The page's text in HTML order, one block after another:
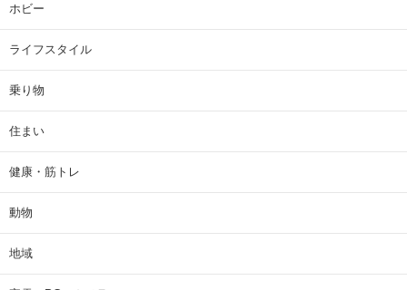
ホビー
ライフスタイル
乗り物
住まい
健康・筋トレ
動物
地域